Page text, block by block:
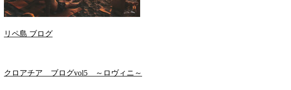
リペ島 ブログ
クロアチア ブログvol5 ～ロヴィニ～